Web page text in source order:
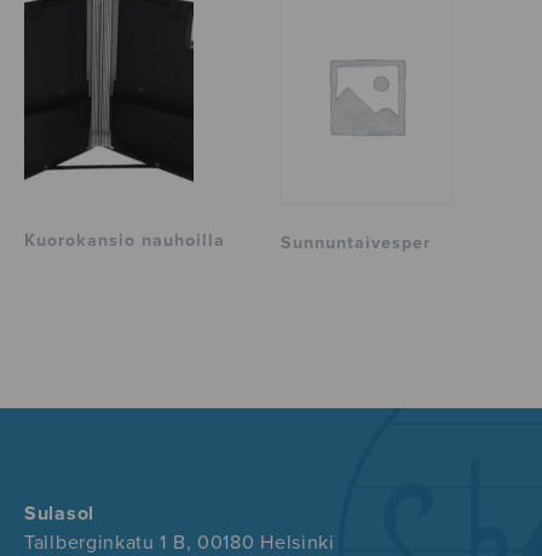
Kuorokansio nauhoilla Sunnuntaivesper
Sulasol
Tallberginkatu 1 B, 00180 Helsinki